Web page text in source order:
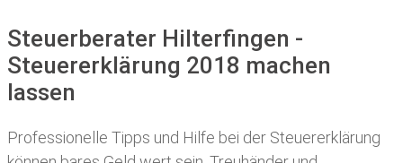
Steuerberater Hilterfingen -
Steuererklärung 2018 machen
lassen
Professionelle Tipps und Hilfe bei der Steuererklärung